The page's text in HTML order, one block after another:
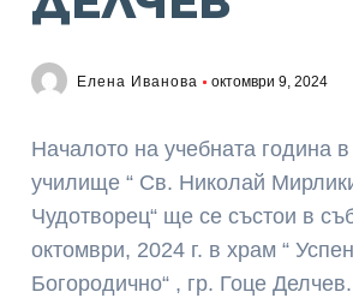
Елена Иванова октомври 9, 2024
Началото на учебната година
училище “ Св. Николай
Чудотворец“ ще се състои в
октомври, 2024 г. в храм “
Богородично“ , гр. Гоце